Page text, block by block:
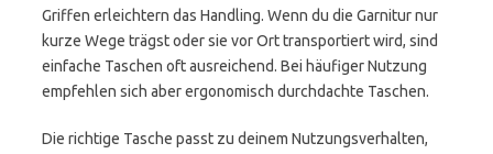
Griffen erleichtern das Handling. Wenn du die Garnitur nur
kurze Wege trägst oder sie vor Ort transportiert wird, sind
einfache Taschen oft ausreichend. Bei häufiger Nutzung
empfehlen sich aber ergonomisch durchdachte Taschen.
Die richtige Tasche passt zu deinem Nutzungsverhalten,